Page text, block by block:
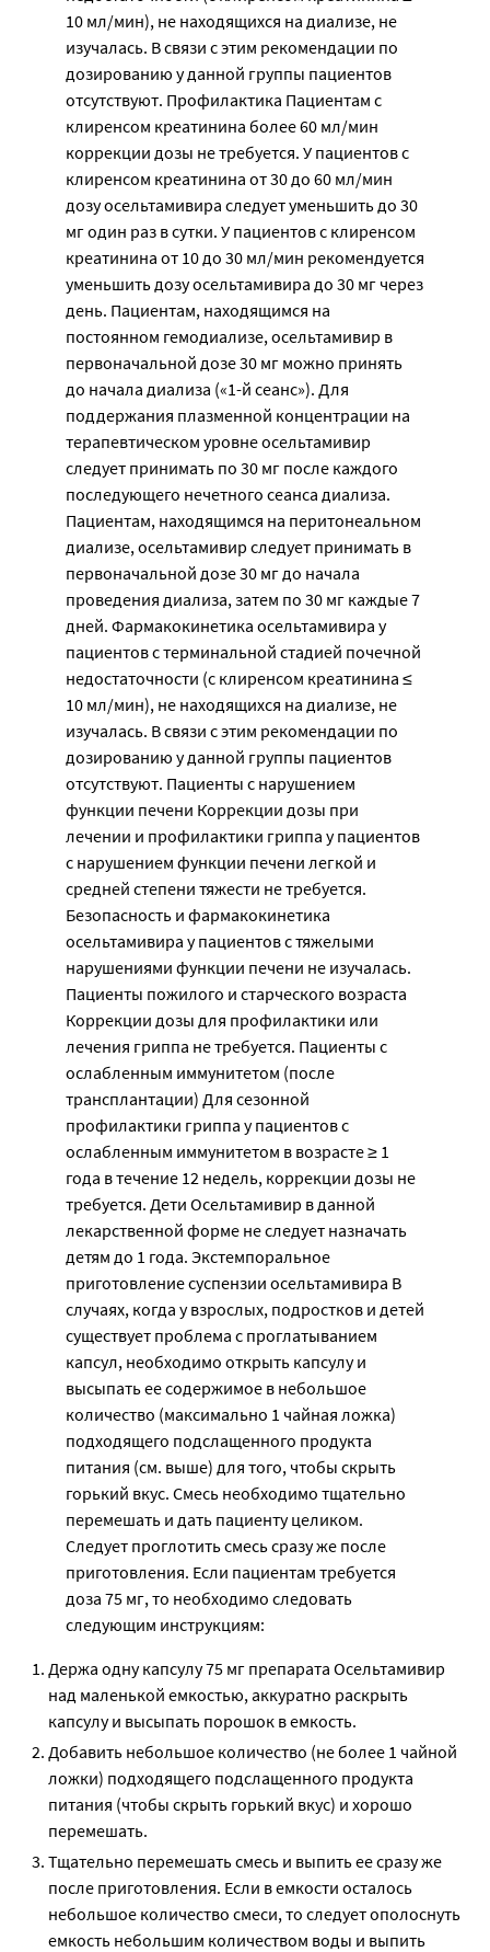
10 мл/мин), не находящихся на диализе, не
изучалась. В связи с этим рекомендации по
дозированию у данной группы пациентов
отсутствуют. Профилактика Пациентам с
клиренсом креатинина более 60 мл/мин
коррекции дозы не требуется. У пациентов с
клиренсом креатинина от 30 до 60 мл/мин
дозу осельтамивира следует уменьшить до 30
мг один раз в сутки. У пациентов с клиренсом
креатинина от 10 до 30 мл/мин рекомендуется
уменьшить дозу осельтамивира до 30 мг через
день. Пациентам, находящимся на
постоянном гемодиализе, осельтамивир в
первоначальной дозе 30 мг можно принять
до начала диализа («1-й сеанс»). Для
поддержания плазменной концентрации на
терапевтическом уровне осельтамивир
следует принимать по 30 мг после каждого
последующего нечетного сеанса диализа.
Пациентам, находящимся на перитонеальном
диализе, осельтамивир следует принимать в
первоначальной дозе 30 мг до начала
проведения диализа, затем по 30 мг каждые 7
дней. Фармакокинетика осельтамивира у
пациентов с терминальной стадией почечной
недостаточности (с клиренсом креатинина ≤
10 мл/мин), не находящихся на диализе, не
изучалась. В связи с этим рекомендации по
дозированию у данной группы пациентов
отсутствуют. Пациенты с нарушением
функции печени Коррекции дозы при
лечении и профилактики гриппа у пациентов
с нарушением функции печени легкой и
средней степени тяжести не требуется.
Безопасность и фармакокинетика
осельтамивира у пациентов с тяжелыми
нарушениями функции печени не изучалась.
Пациенты пожилого и старческого возраста
Коррекции дозы для профилактики или
лечения гриппа не требуется. Пациенты с
ослабленным иммунитетом (после
трансплантации) Для сезонной
профилактики гриппа у пациентов с
ослабленным иммунитетом в возрасте ≥ 1
года в течение 12 недель, коррекции дозы не
требуется. Дети Осельтамивир в данной
лекарственной форме не следует назначать
детям до 1 года. Экстемпоральное
приготовление суспензии осельтамивира В
случаях, когда у взрослых, подростков и детей
существует проблема с проглатыванием
капсул, необходимо открыть капсулу и
высыпать ее содержимое в небольшое
количество (максимально 1 чайная ложка)
подходящего подслащенного продукта
питания (см. выше) для того, чтобы скрыть
горький вкус. Смесь необходимо тщательно
перемешать и дать пациенту целиком.
Следует проглотить смесь сразу же после
приготовления. Если пациентам требуется
доза 75 мг, то необходимо следовать
следующим инструкциям:
Держа одну капсулу 75 мг препарата Осельтамивир
над маленькой емкостью, аккуратно раскрыть
капсулу и высыпать порошок в емкость.
Добавить небольшое количество (не более 1 чайной
ложки) подходящего подслащенного продукта
питания (чтобы скрыть горький вкус) и хорошо
перемешать.
Тщательно перемешать смесь и выпить ее сразу же
после приготовления. Если в емкости осталось
небольшое количество смеси, то следует ополоснуть
емкость небольшим количеством воды и выпить